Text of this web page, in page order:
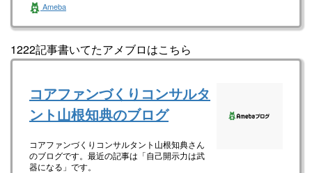
Ameba
1222記事書いてたアメブロはこちら
コアファンづくりコンサルタ
ント山根知典のブログ
コアファンづくりコンサルタント山根知典さん
のブログです。最近の記事は「自己開示力は武
器になる」です。